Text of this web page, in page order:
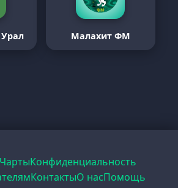
Малахит ФМ
ЧартыКонфиденциальность
КонтактыО насПомощь